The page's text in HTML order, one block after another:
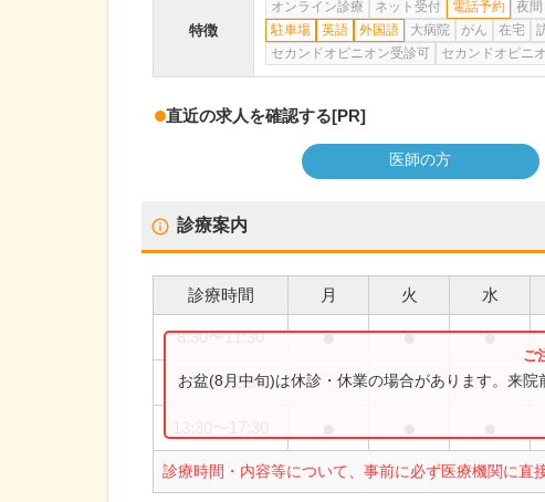
特徴
オンライン診療 ネット受付 電話予約 夜間
駐車場
英語 外国語 大病院 がん 在宅
セカンドオピニオン受診可
セカンドオピニ
直近の求人を確認する[PR]
医師の方
診療案内
診療時間 月 火 水
8:30〜11:30 ● ● ●
8:30〜12:30
診療時間・内容等について、事前に必ず医療機関に直
お盆(8月中旬)は休診・休業の場合があります。来院